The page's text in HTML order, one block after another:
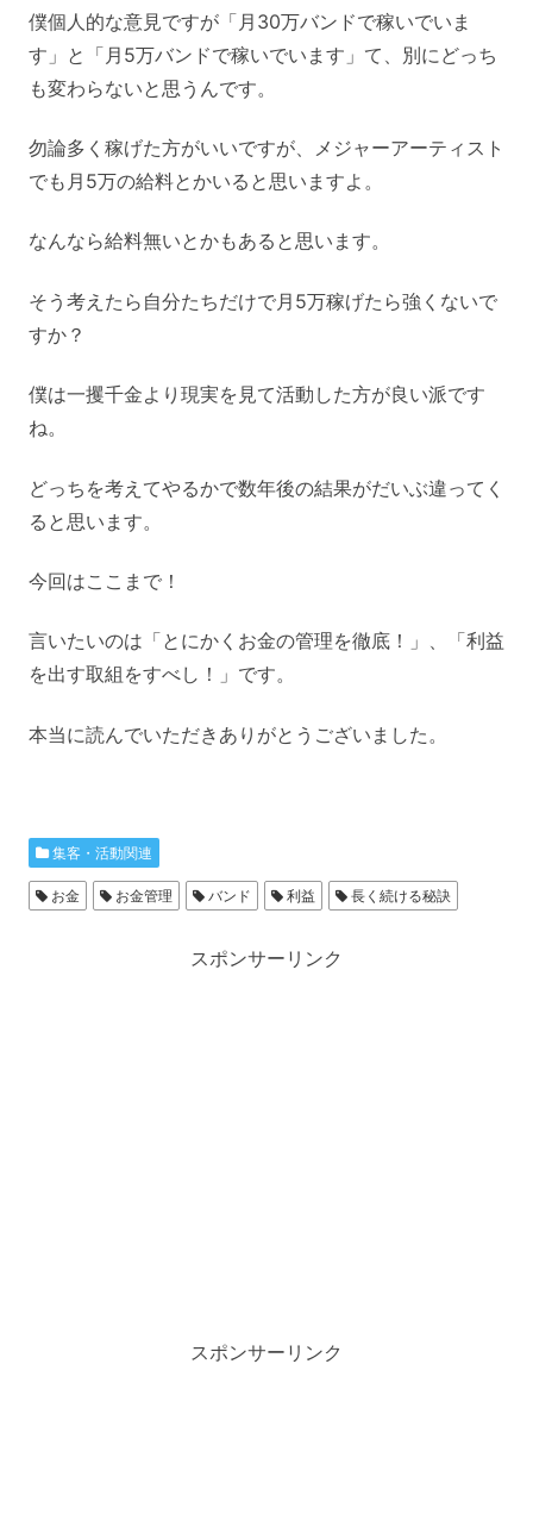
僕個人的な意見ですが「月30万バンドで稼いでいま
す」と「月5万バンドで稼いでいます」て、別にどっち
も変わらないと思うんです。
勿論多く稼げた方がいいですが、メジャーアーティスト
でも月5万の給料とかいると思いますよ。
なんなら給料無いとかもあると思います。
そう考えたら自分たちだけで月5万稼げたら強くないで
すか？
僕は一攫千金より現実を見て活動した方が良い派です
ね。
どっちを考えてやるかで数年後の結果がだいぶ違ってく
ると思います。
今回はここまで！
言いたいのは「とにかくお金の管理を徹底！」、「利益
を出す取組をすべし！」です。
本当に読んでいただきありがとうございました。
集客・活動関連
お金 お金管理 バンド 利益 長く続ける秘訣
スポンサーリンク
スポンサーリンク